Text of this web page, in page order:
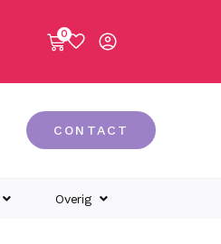
0
CONTACT
Overig